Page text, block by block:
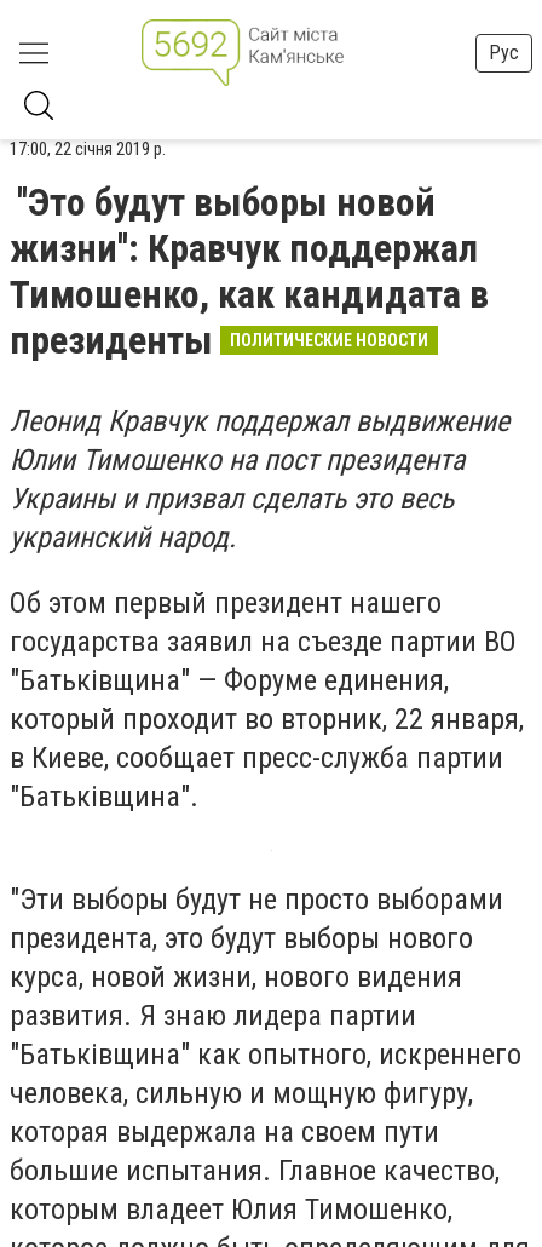
Рус
17:00, 22 січня 2019 р.
''Это будут выборы новой
жизни'': Кравчук поддержал
Тимошенко, как кандидата в
президенты
ПОЛИТИЧЕСКИЕ НОВОСТИ
Леонид Кравчук поддержал выдвижение
Юлии Тимошенко на пост президента
Украины и призвал сделать это весь
украинский народ.
Об этом первый президент нашего
государства заявил на съезде партии ВО
"Батьківщина" — Форуме единения,
который проходит во вторник, 22 января,
в Киеве, сообщает пресс-служба партии
"Батьківщина".
"Эти выборы будут не просто выборами
президента, это будут выборы нового
курса, новой жизни, нового видения
развития. Я знаю лидера партии
"Батьківщина" как опытного, искреннего
человека, сильную и мощную фигуру,
которая выдержала на своем пути
большие испытания. Главное качество,
которым владеет Юлия Тимошенко,